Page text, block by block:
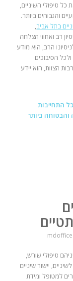
טיפולי השיניים,
והגבוהים ביותר.
בתל אביב,
רב ואחוזי הצלחה
הרב, הוא מודע
הסיבוכים
הצוות, הוא יידע
התחייבות
ביותר
mdoffice
טיפולי שורש,
יישור שיניים
למטופל ומידת